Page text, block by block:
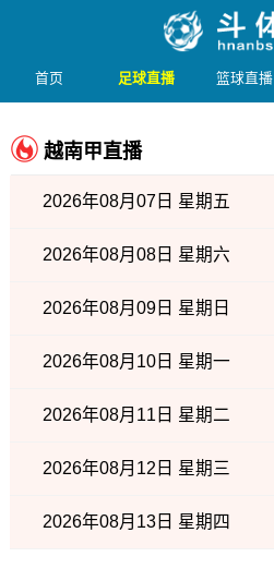
首页 足球直播 篮球直播
越南甲直播
2026年08月07日 星期五
2026年08月08日 星期六
2026年08月09日 星期日
2026年08月10日 星期一
2026年08月11日 星期二
2026年08月12日 星期三
2026年08月13日 星期四